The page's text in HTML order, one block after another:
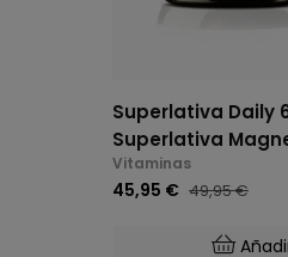
Superlativa Daily
Superlativa
Vitaminas
45,95 € 49,95 €